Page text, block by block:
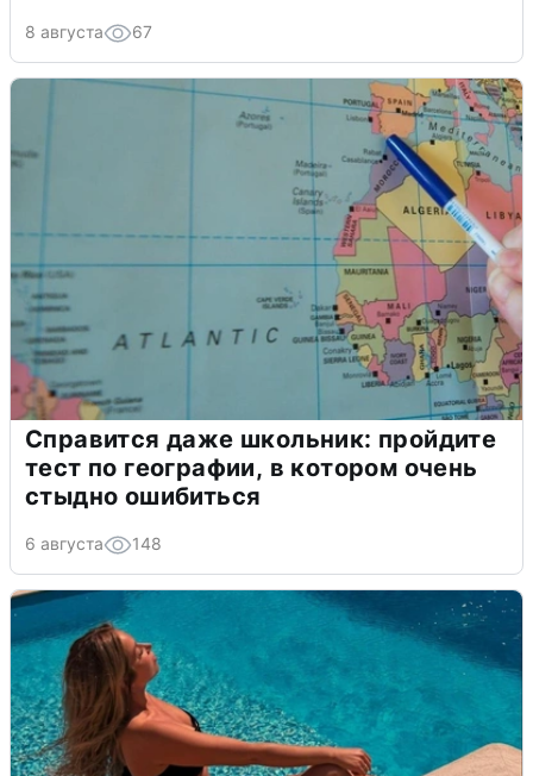
8 августа 67
Справится даже школьник: пройдите
тест по географии, в котором очень
стыдно ошибиться
6 августа 148